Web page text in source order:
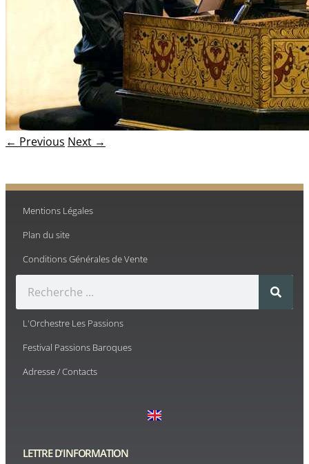
← Previous Next →
Mentions Légales
Plan du site
Conditions Générales de Vente
L'Orchestre Les Passions
Festival Passions Baroques
Adresse / Contacts
LETTRE D'INFORMATION